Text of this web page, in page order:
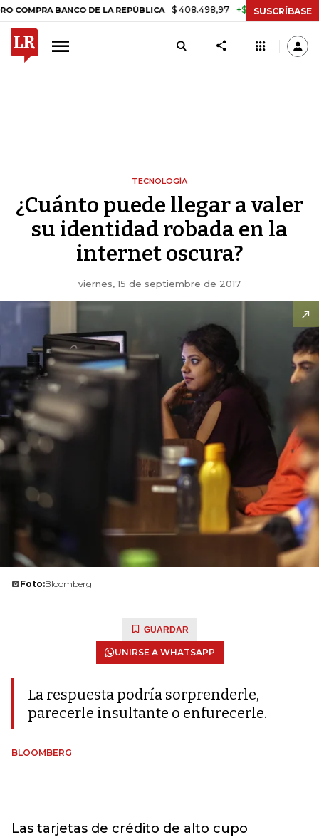
BANCO DE LA REPÚBLICA $ 408.498,97 +$ 8.753,81 +2,19%
SUSCRÍBASE
TECNOLOGÍA
¿Cuánto puede llegar a valer
su identidad robada en la
internet oscura?
viernes, 15 de septiembre de 2017
Foto:Bloomberg
GUARDAR
UNIRSE A WHATSAPP
La respuesta podría sorprenderle,
parecerle insultante o enfurecerle.
BLOOMBERG
Las tarjetas de crédito de alto cupo